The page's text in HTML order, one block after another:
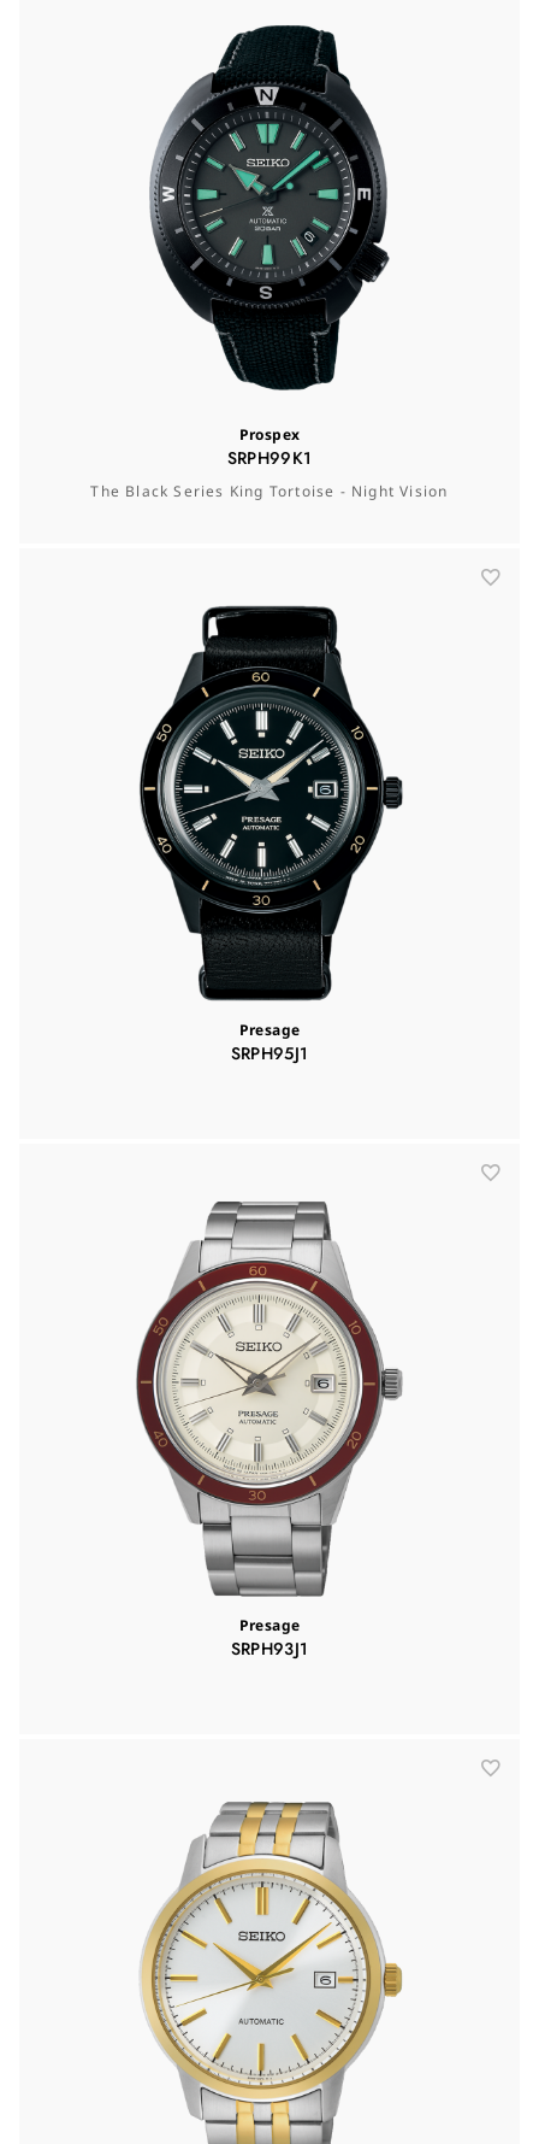
Prospex
SRPH99K1
The Black Series King Tortoise - Night Vision
Presage
SRPH95J1
Presage
SRPH93J1